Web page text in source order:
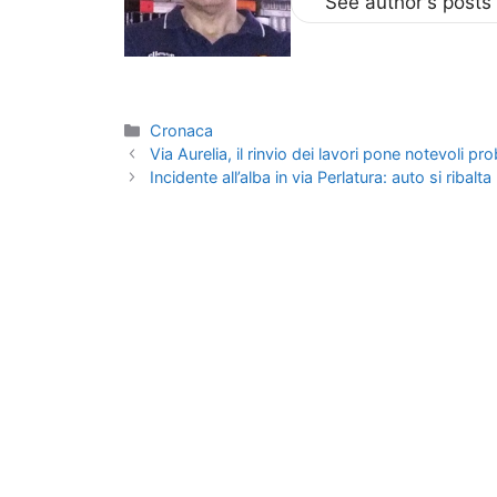
Categorie
Cronaca
Via Aurelia, il rinvio dei lavori pone notevoli
Incidente all’alba in via Perlatura: auto si ribalta